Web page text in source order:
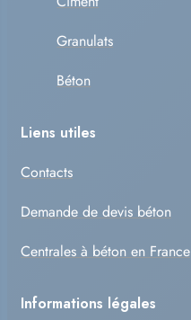
Granulats
Béton
Liens utiles
Contacts
Demande de devis béton
Centrales à béton en France
Informations légales